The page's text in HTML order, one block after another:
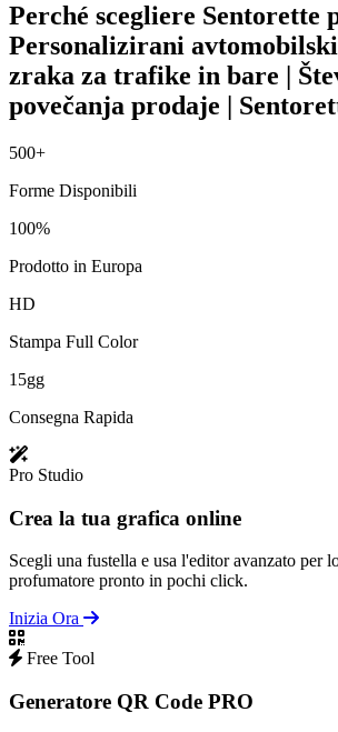
Perché scegliere Sentorette
Personalizirani
zraka za trafike in bare |
povečanja prodaje |
500+
Forme Disponibili
100%
Prodotto in Europa
HD
Stampa Full Color
15gg
Consegna Rapida
Pro Studio
Crea la tua grafica online
Scegli una fustella e usa l'editor avanzato per
profumatore pronto in pochi click.
Inizia Ora
Free Tool
Generatore QR Code PRO